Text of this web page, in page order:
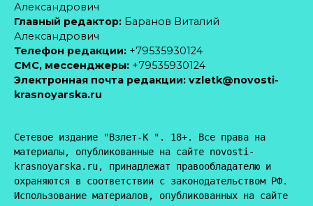
Александрович
Главный редактор: Баранов Виталий
Александрович
Телефон редакции: +79535930124
CМС, мессенджеры: +79535930124
Электронная почта редакции: vzletk@novosti-
krasnoyarska.ru
Сетевое издание "Взлет-К ". 18+. Все права на
материалы, опубликованные на сайте novosti-
krasnoyarska.ru, принадлежат правообладателю и
охраняются в соответствии с законодательством РФ.
Использование материалов, опубликованных на сайте